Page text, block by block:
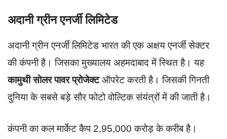
अदानी ग्रीन एनर्जी लिमिटेड
अदानी ग्रीन एनर्जी लिमिटेड भारत की एक अक्षय एनर्जी सेक्टर
की कंपनी है। जिसका मुख्यालय अहमदाबाद में स्थित है। यह
कामुथी सोलर पावर प्रोजेक्टऑपरेट करती है। जिसकी गिनती
दुनिया के सबसे बड़े सौर फोटो वोल्टिक संयंत्रों में की जाती है।
कंपनी का कल मार्केट कैप 2,95,000 करोड़ के करीब है।